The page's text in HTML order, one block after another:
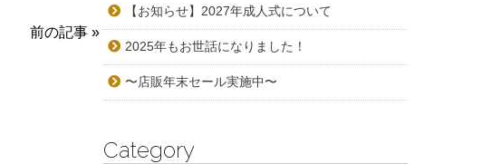
前の記事 »
【お知らせ】2027年成人式について
2025年もお世話になりました！
〜店販年末セール実施中〜
Category